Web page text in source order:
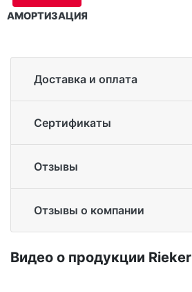
АМОРТИЗАЦИЯ
Доставка и оплата
Сертификаты
Отзывы
Отзывы о компании
Ви­део о про­дук­ции Ri­eker